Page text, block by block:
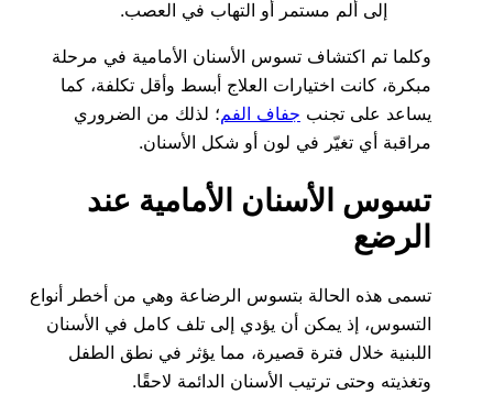
إلى ألم مستمر أو التهاب في العصب.
وكلما تم اكتشاف تسوس الأسنان الأمامية في مرحلة
مبكرة، كانت اختيارات العلاج أبسط وأقل تكلفة، كما
يساعد على تجنبجفاف الفم؛ لذلك من الضروري
مراقبة أي تغيّر في لون أو شكل الأسنان.
تسوس الأسنان الأمامية عند
الرضع
تسمى هذه الحالة بتسوس الرضاعة وهي من أخطر أنواع
التسوس، إذ يمكن أن يؤدي إلى تلف كامل في الأسنان
اللبنية خلال فترة قصيرة، مما يؤثر في نطق الطفل
وتغذيته وحتى ترتيب الأسنان الدائمة لاحقًا.